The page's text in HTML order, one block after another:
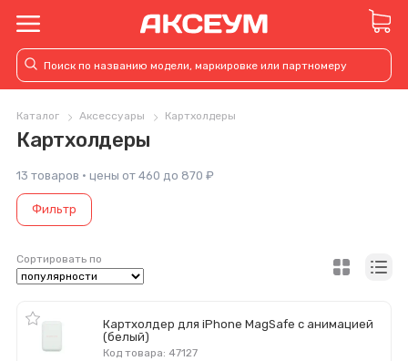
Каталог Аксессуары Картхолдеры
Картхолдеры
13 товаров · цены от 460 до 870 ₽
Фильтр
Сортировать по
Картхолдер для iPhone MagSafe с анимацией
(белый)
Код товара: 47127